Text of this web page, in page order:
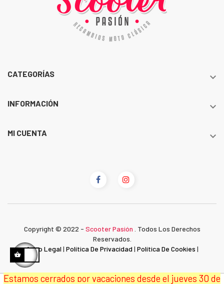
Estamos cerrados por vacaciones desde el jueves 30 de
CATEGORÍAS 
INFORMACIÓN 
MI CUENTA 
Copyright © 2022 - Scooter Pasión
. Todos Los Derechos
Reservados.
Aviso Legal| Política De Privacidad | Política De Cookies |